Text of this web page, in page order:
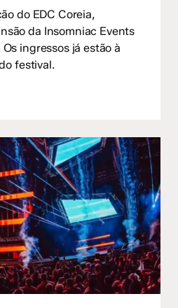
do EDC Coreia,
da Insomniac Events
ingressos já estão à
festival.